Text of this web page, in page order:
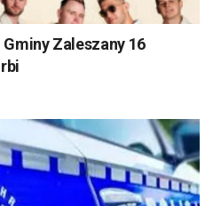
Zaleszany 16